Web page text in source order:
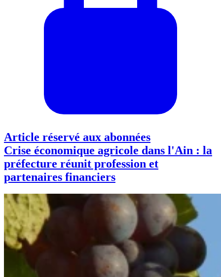
Article réservé aux abonnées
Crise économique agricole dans l'Ain : la
préfecture réunit profession et
partenaires financiers